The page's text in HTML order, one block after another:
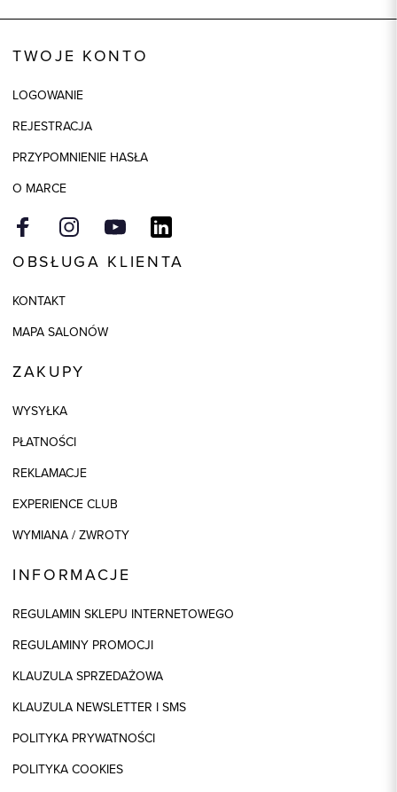
Model
Kolor
TWOJE KONTO
LOGOWANIE
REJESTRACJA
PRZYPOMNIENIE HASŁA
O MARCE
OBSŁUGA KLIENTA
KONTAKT
MAPA SALONÓW
ZAKUPY
WYSYŁKA
PŁATNOŚCI
REKLAMACJE
EXPERIENCE CLUB
WYMIANA / ZWROTY
INFORMACJE
REGULAMIN SKLEPU INTERNETOWEGO
REGULAMINY PROMOCJI
KLAUZULA SPRZEDAŻOWA
KLAUZULA NEWSLETTER I SMS
POLITYKA PRYWATNOŚCI
POLITYKA COOKIES